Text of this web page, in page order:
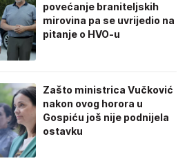
povećanje braniteljskih
mirovina pa se uvrijedio na
pitanje o HVO-u
Zašto ministrica Vučković
nakon ovog horora u
Gospiću još nije podnijela
ostavku